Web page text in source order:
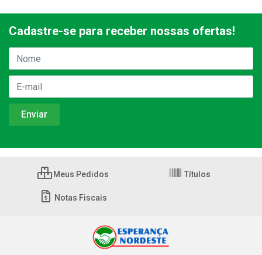
Cadastre-se para receber nossas ofertas!
Meus Pedidos Títulos
Notas Fiscais